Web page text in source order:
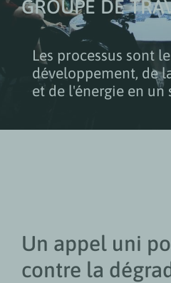
GROUPE DE
Les processus sont
développement, de
et de l'énergie en
Un appel uni
contre la